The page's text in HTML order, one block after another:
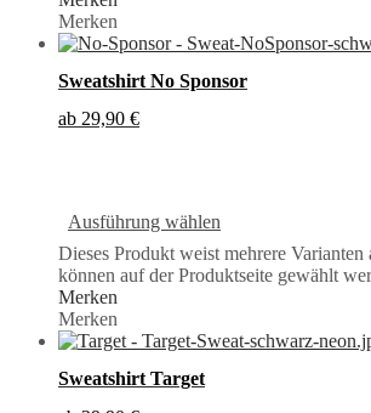
Merken
Sweatshirt No Sponsor
ab 29,90 €
Ausführung wählen
Dieses Produkt weist mehrere
können auf der Produktseite gewählt
Merken
Merken
Sweatshirt Target